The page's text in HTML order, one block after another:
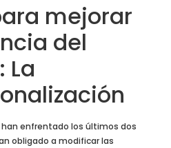
mejorar
del
La
han enfrentado los últimos dos
obligado a modificar las